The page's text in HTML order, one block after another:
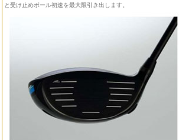
と受け止めボール初速を最大限引き出します。